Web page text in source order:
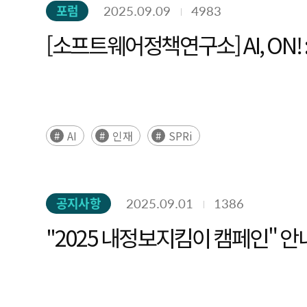
and medium-sized enterprises. This
characterised by high regulatory
compliance and risk-management functions
working arrangements, are further increasing
language models are enabling Vertical SaaS
automation, alongside increasing requirements
five years. Financial services constitute a
systems and sustained demand for regulatory
and Signals) was derived by integrating Delphi-
futures-studies experts and main surveys with
architecture, neuromorphic computing, LLMs as
signals included agentic AI, AI chips, AI-
between cluster centroids across years were
from weak to emerging to trend signals,
to emerging to trend signals—enabled a dynamic
supplemented with in-depth literature
포럼 2025.09.09 4983
[소프트웨어정책연구소] AI, ON!
AI 인재 SPRi
공지사항 2025.09.01 1386
"2025 내정보지킴이 캠페인" 안